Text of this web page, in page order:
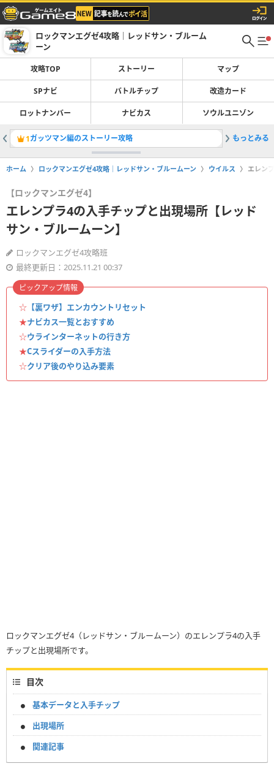
ロックマンエグゼ4攻略｜レッドサン・ブルーム
ーン
攻略TOP ストーリー マップ
SPナビ バトルチップ 改造カード
ロットナンバー ナビカス ソウルユニゾン
1ガッツマン編のストーリー攻略 2タップ
もっとみる
ホーム ロックマンエグゼ4攻略｜レッドサン・ブルームーン ウイルス エレン
【ロックマンエグゼ4】
エレンプラ4の入手チップと出現場所【レッド
サン・ブルームーン】
ロックマンエグゼ4攻略班
最終更新日：2025.11.21 00:37
☆ 【裏ワザ】エンカウントリセット
★ナビカス一覧とおすすめ
☆ウラインターネットの行き方
★Cスライダーの入手方法
☆クリア後のやり込み要素
ピックアップ情報
ロックマンエグゼ4（レッドサン・ブルームーン）のエレンプラ4の入手
チップと出現場所です。
目次
基本データと入手チップ
出現場所
関連記事